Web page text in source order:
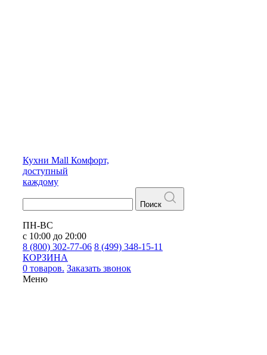
Кухни Mall Комфорт,
доступный
каждому
Поиск
ПН-ВС
с 10:00 до 20:00
8 (800) 302-77-06 8 (499) 348-15-11
КОРЗИНА
0 товаров. Заказать звонок
Меню